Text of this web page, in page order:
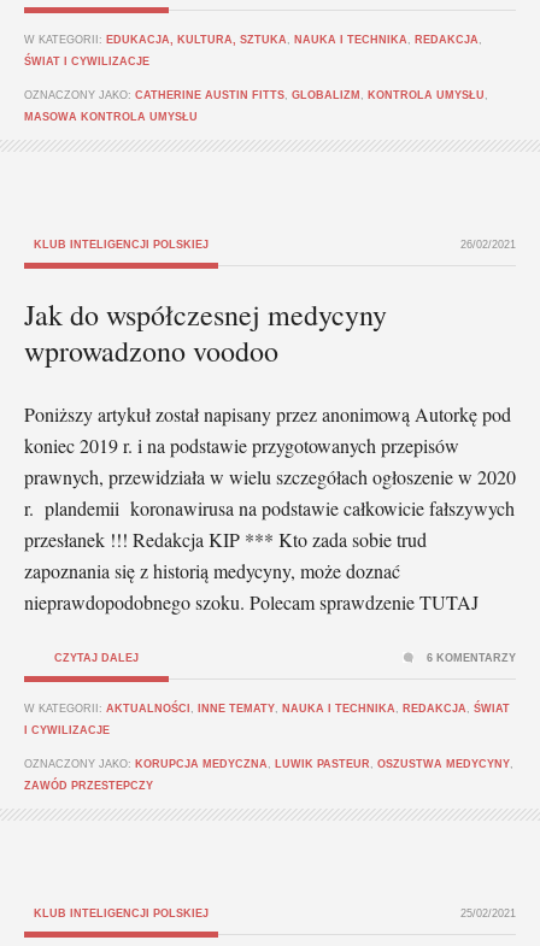
W KATEGORII: EDUKACJA, KULTURA, SZTUKA NAUKA I TECHNIKA REDAKCJA
ŚWIAT I CYWILIZACJE
OZNACZONY JAKO: CATHERINE AUSTIN FITTS GLOBALIZM KONTROLA UMYSŁU
MASOWA KONTROLA UMYSŁU
KLUB INTELIGENCJI POLSKIEJ 26/02/2021
Jak do współczesnej medycyny
wprowadzono voodoo
Poniższy artykuł został napisany przez anonimową Autorkę pod
koniec 2019 r. i na podstawie przygotowanych przepisów
prawnych, przewidziała w wielu szczegółach ogłoszenie w 2020
r. plandemii koronawirusa na podstawie całkowicie fałszywych
przesłanek !!! Redakcja KIP *** Kto zada sobie trud
zapoznania się z historią medycyny, może doznać
nieprawdopodobnego szoku. Polecam sprawdzenie TUTAJ
CZYTAJ DALEJ
W KATEGORII: AKTUALNOŚCI INNE TEMATY NAUKA I TECHNIKA REDAKCJA
ŚWIAT
I CYWILIZACJE
OZNACZONY JAKO: KORUPCJA MEDYCZNA LUWIK PASTEUR OSZUSTWA MEDYCYNY
ZAWÓD PRZESTEPCZY
6 KOMENTARZY
KLUB INTELIGENCJI POLSKIEJ 25/02/2021